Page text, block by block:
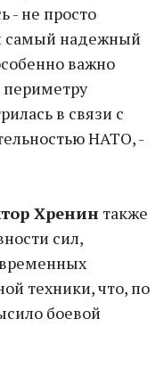
- не просто
самый надежный
важно
периметру
в связи с
НАТО, -
Хренин также
сил,
техники, что, по
боевой